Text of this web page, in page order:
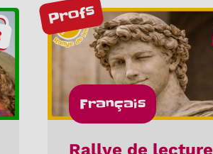
Profs
Français
Rallye de lecture